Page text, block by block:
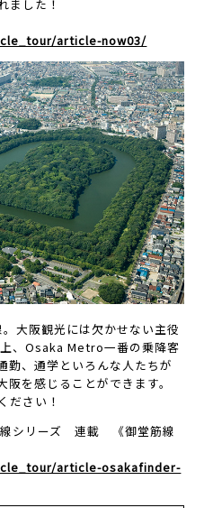
ました！
article-now03/
大阪観光には欠かせない主役
、Osaka Metro一番の乗降客
勤、通学といろんな人たちが
を感じることができます。
ださい！
シリーズ 連載 《御堂筋線
article-osakafinder-